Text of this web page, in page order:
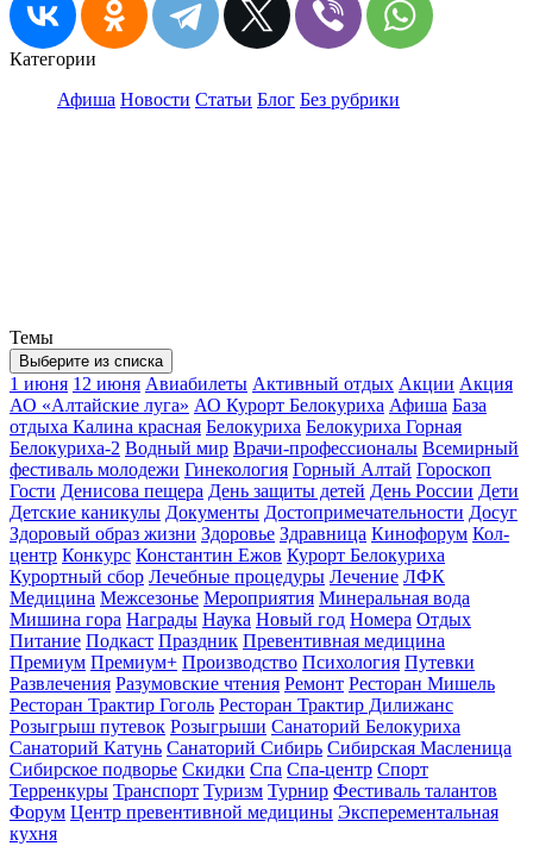
Категории
Афиша Новости Статьи Блог Без рубрики
Темы
Выберите из списка
1 июня 12 июня Авиабилеты Активный отдых Акции Акция
АО «Алтайские луга» АО Курорт Белокуриха Афиша База
отдыха Калина красная Белокуриха Белокуриха Горная
Белокуриха-2 Водный мир Врачи-профессионалы Всемирный
фестиваль молодежи Гинекология Горный Алтай Гороскоп
Гости Денисова пещера День защиты детей День России Дети
Детские каникулы Документы Достопримечательности Досуг
Здоровый образ жизни Здоровье Здравница Кинофорум Кол-
центр Конкурс Константин Ежов Курорт Белокуриха
Курортный сбор Лечебные процедуры Лечение ЛФК
Медицина Межсезонье Мероприятия Минеральная вода
Мишина гора Награды Наука Новый год Номера Отдых
Питание Подкаст Праздник Превентивная медицина
Премиум Премиум+ Производство Психология Путевки
Развлечения Разумовские чтения Ремонт Ресторан Мишель
Ресторан Трактир Гоголь Ресторан Трактир Дилижанс
Розыгрыш путевок Розыгрыши Санаторий Белокуриха
Санаторий Катунь Санаторий Сибирь Сибирская Масленица
Сибирское подворье Скидки Спа Спа-центр Спорт
Терренкуры Транспорт Туризм Турнир Фестиваль талантов
Форум Центр превентивной медицины Эксперементальная
кухня